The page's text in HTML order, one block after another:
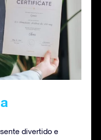
divertido e